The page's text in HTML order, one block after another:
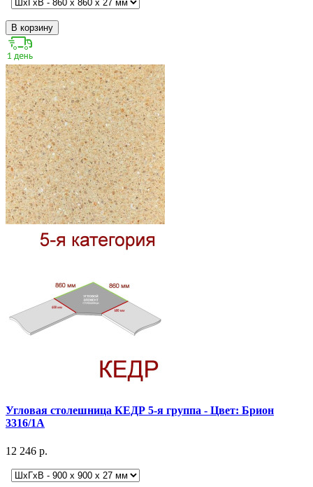
В корзину
Угловая столешница КЕДР 5-я группа - Цвет: Брион
3316/1А
12 246 р.